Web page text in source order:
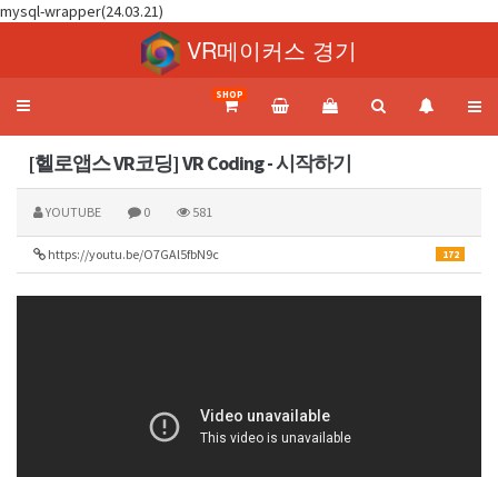
mysql-wrapper(24.03.21)
VR메이커스 경기
Toggle
SHOP
[헬로앱스 VR코딩] VR Coding - 시작하기
YOUTUBE 0 581
172
https://youtu.be/O7GAl5fbN9c